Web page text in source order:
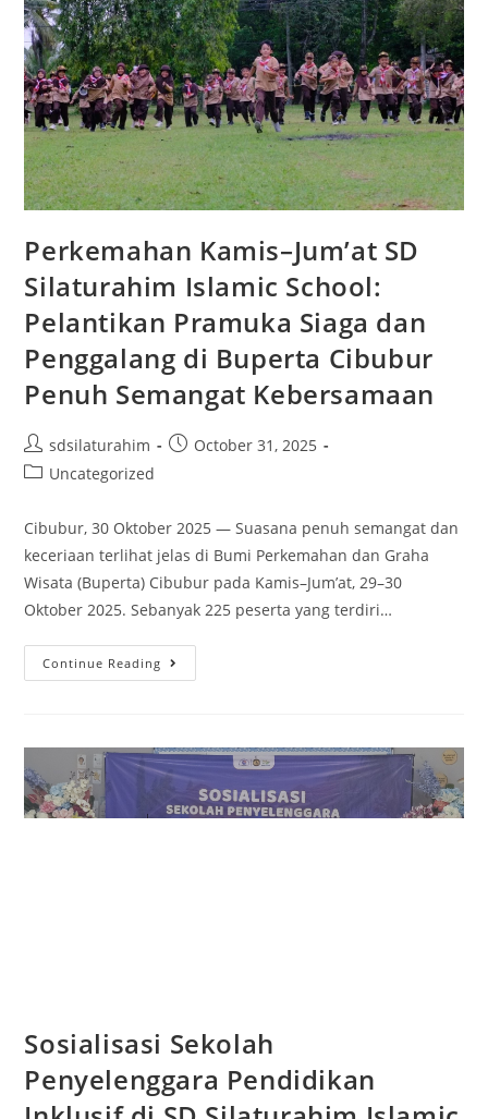
Perkemahan Kamis–Jum’at SD
Silaturahim Islamic School:
Pelantikan Pramuka Siaga dan
Penggalang di Buperta Cibubur
Penuh Semangat Kebersamaan
sdsilaturahim
October 31, 2025
Uncategorized
Cibubur, 30 Oktober 2025 — Suasana penuh semangat dan
keceriaan terlihat jelas di Bumi Perkemahan dan Graha
Wisata (Buperta) Cibubur pada Kamis–Jum’at, 29–30
Oktober 2025. Sebanyak 225 peserta yang terdiri…
Continue Reading
Sosialisasi Sekolah
Penyelenggara Pendidikan